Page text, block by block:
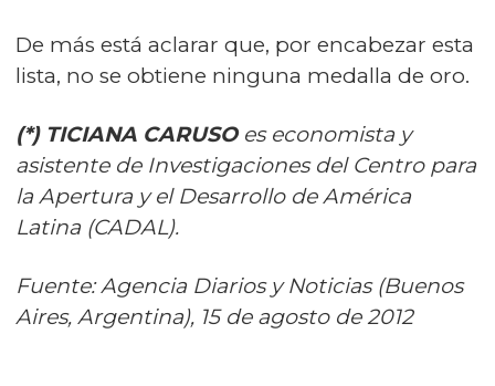
De más está aclarar que, por encabezar esta
lista, no se obtiene ninguna medalla de oro.
(*) TICIANA CARUSOes economista y
asistente de Investigaciones del Centro para
la Apertura y el Desarrollo de América
Latina (CADAL).
Fuente: Agencia Diarios y Noticias (Buenos
Aires, Argentina), 15 de agosto de 2012